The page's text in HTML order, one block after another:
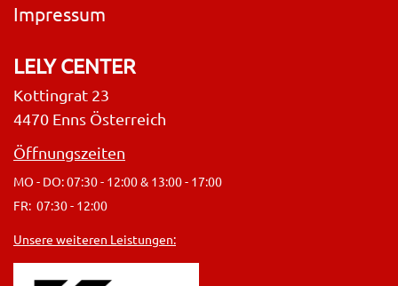
Impressum
LELY CENTER
Kottingrat 23
4470 Enns Österreich
Öffnungszeiten
MO - DO: 07:30 - 12:00 & 13:00 - 17:00
FR: 07:30 - 12:00
Unsere weiteren Leistungen: